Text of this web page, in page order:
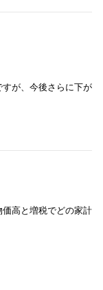
が、今後さらに下が
高と増税でどの家計